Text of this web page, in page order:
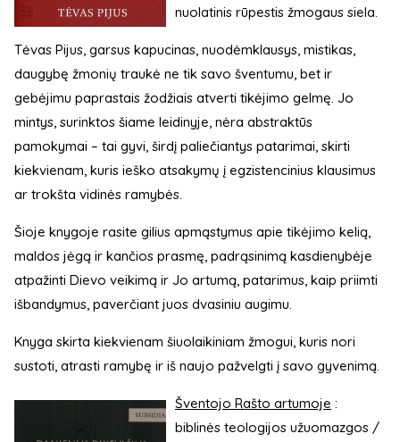
nuolatinis rūpestis žmogaus siela.
Tėvas Pijus, garsus kapucinas, nuodėmklausys, mistikas,
daugybę žmonių traukė ne tik savo šventumu, bet ir
gebėjimu paprastais žodžiais atverti tikėjimo gelmę. Jo
mintys, surinktos šiame leidinyje, nėra abstraktūs
pamokymai – tai gyvi, širdį paliečiantys patarimai, skirti
kiekvienam, kuris ieško atsakymų į egzistencinius klausimus
ar trokšta vidinės ramybės.
Šioje knygoje rasite gilius apmąstymus apie tikėjimo kelią,
maldos jėgą ir kančios prasmę, padrąsinimą kasdienybėje
atpažinti Dievo veikimą ir Jo artumą, patarimus, kaip priimti
išbandymus, paverčiant juos dvasiniu augimu.
Knyga skirta kiekvienam šiuolaikiniam žmogui, kuris nori
sustoti, atrasti ramybę ir iš naujo pažvelgti į savo gyvenimą.
Šventojo Rašto artumoje :
biblinės teologijos užuomazgos /